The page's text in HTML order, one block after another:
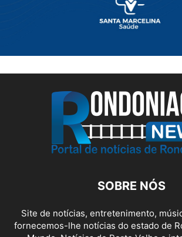
SOBRE NÓS
Site de notícias, entretenimento,
fornecemos-lhe notícias do estado de